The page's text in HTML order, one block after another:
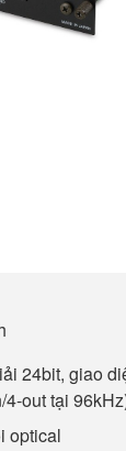
24bit, giao
4-out tại
optical